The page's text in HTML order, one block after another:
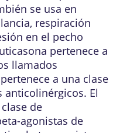
se usa en
respiración
en el pecho
pertenece a
llamados
a una clase
El
de
agonistas de